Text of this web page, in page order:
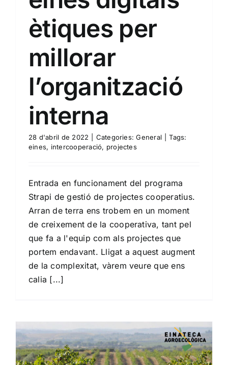
ètiques per
millorar
l’organització
interna
28 d'abril de 2022 Categories:General
Tags:
eines, intercooperació, projectes
Entrada en funcionament del programa
Strapi de gestió de projectes cooperatius.
Arran de terra ens trobem en un moment
de creixement de la cooperativa, tant pel
que fa a l'equip com als projectes que
portem endavant. Lligat a aquest augment
de la complexitat, vàrem veure que ens
calia [...]